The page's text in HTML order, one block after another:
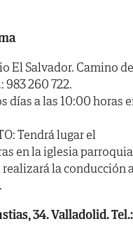
El Salvador. Camino
983 260 722.
días a las 10:00 horas
Tendrá lugar el
en la iglesia
la conducción
34. Valladolid. Tel.: